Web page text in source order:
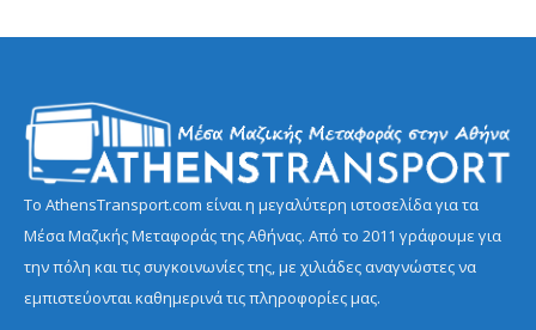
Το AthensTransport.com είναι η μεγαλύτερη ιστοσελίδα για τα
Μέσα Μαζικής Μεταφοράς της Αθήνας. Από το 2011 γράφουμε για
την πόλη και τις συγκοινωνίες της, με χιλιάδες αναγνώστες να
εμπιστεύονται καθημερινά τις πληροφορίες μας.